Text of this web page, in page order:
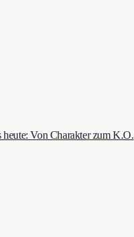
Von Charakter zum K.O.